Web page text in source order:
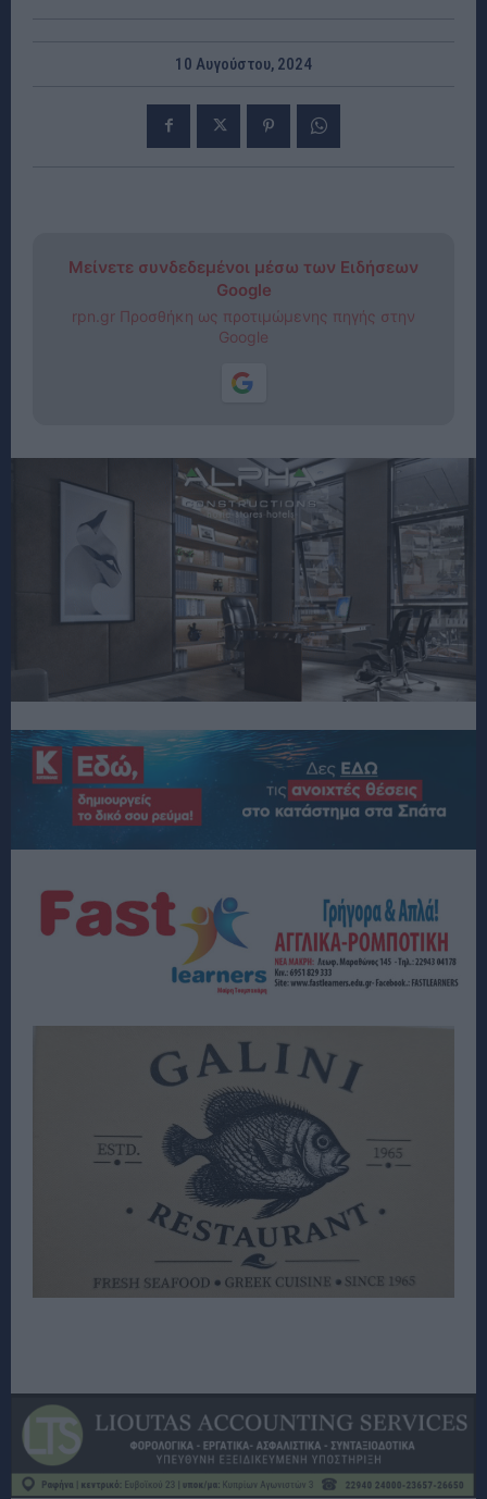
10 Αυγούστου, 2024
Μείνετε συνδεδεμένοι μέσω των Ειδήσεων
Google
rpn.gr Προσθήκη ως προτιμώμενης πηγής στην
Google